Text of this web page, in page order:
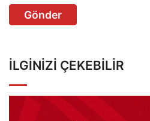
Gönder
İLGINIZI ÇEKEBILIR